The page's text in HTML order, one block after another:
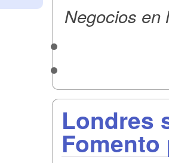
Negocios en
Londres